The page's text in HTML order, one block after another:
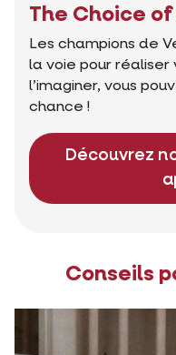
The Choice
Les champions de
la voie pour réaliser
l’imaginer, vous
chance !
Découvrez
Conseils